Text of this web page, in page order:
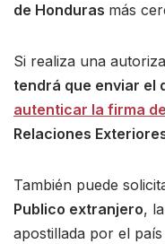
de Honduras más
Si realiza una
tendrá que enviar el
autenticar la firma
Relaciones
También puede
Publico extranjero,
apostillada por el